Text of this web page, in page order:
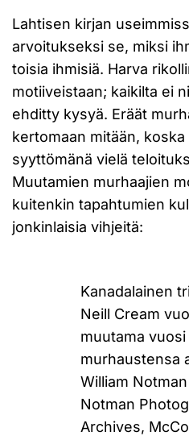
Lahtisen kirjan
arvoitukseksi se, miksi
toisia ihmisiä. Harva
motiiveistaan; kaikilta ei
ehditty kysyä. Eräät
kertomaan mitään,
syyttömänä vielä
Muutamien murhaajien
kuitenkin tapahtumien
jonkinlaisia vihjeitä:
Kanadalainen
Neill Cream
muutama
murhaustensa
William
Notman
Archives,